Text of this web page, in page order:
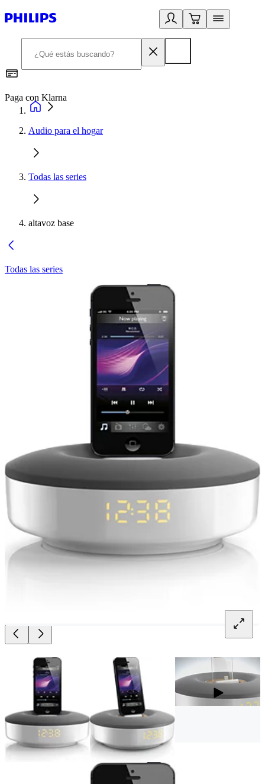
Paga con Klarna
Audio para el hogar
Todas las series
altavoz base
Todas las series